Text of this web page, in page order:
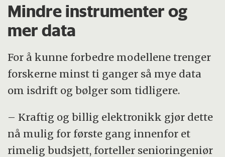
Mindre instrumenter og
mer data
For å kunne forbedre modellene trenger
forskerne minst ti ganger så mye data
om isdrift og bølger som tidligere.
– Kraftig og billig elektronikk gjør dette
nå mulig for første gang innenfor et
rimelig budsjett, forteller senioringeniør